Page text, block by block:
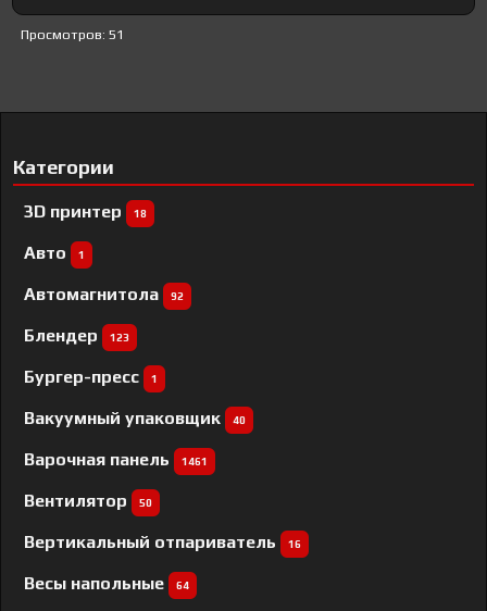
Просмотров: 51
Категории
3D принтер 18
Авто 1
Автомагнитола 92
Блендер 123
Бургер-пресс 1
Вакуумный упаковщик 40
Варочная панель 1461
Вентилятор 50
Вертикальный отпариватель 16
Весы напольные 64